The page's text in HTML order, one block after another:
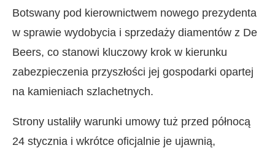
Botswany pod kierownictwem nowego prezydenta
w sprawie wydobycia i sprzedaży diamentów z De
Beers, co stanowi kluczowy krok w kierunku
zabezpieczenia przyszłości jej gospodarki opartej
na kamieniach szlachetnych.
Strony ustaliły warunki umowy tuż przed północą
24 stycznia i wkrótce oficjalnie je ujawnią,